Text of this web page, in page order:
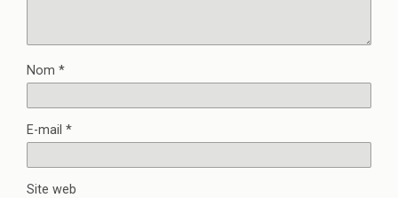
Nom *
E-mail *
Site web